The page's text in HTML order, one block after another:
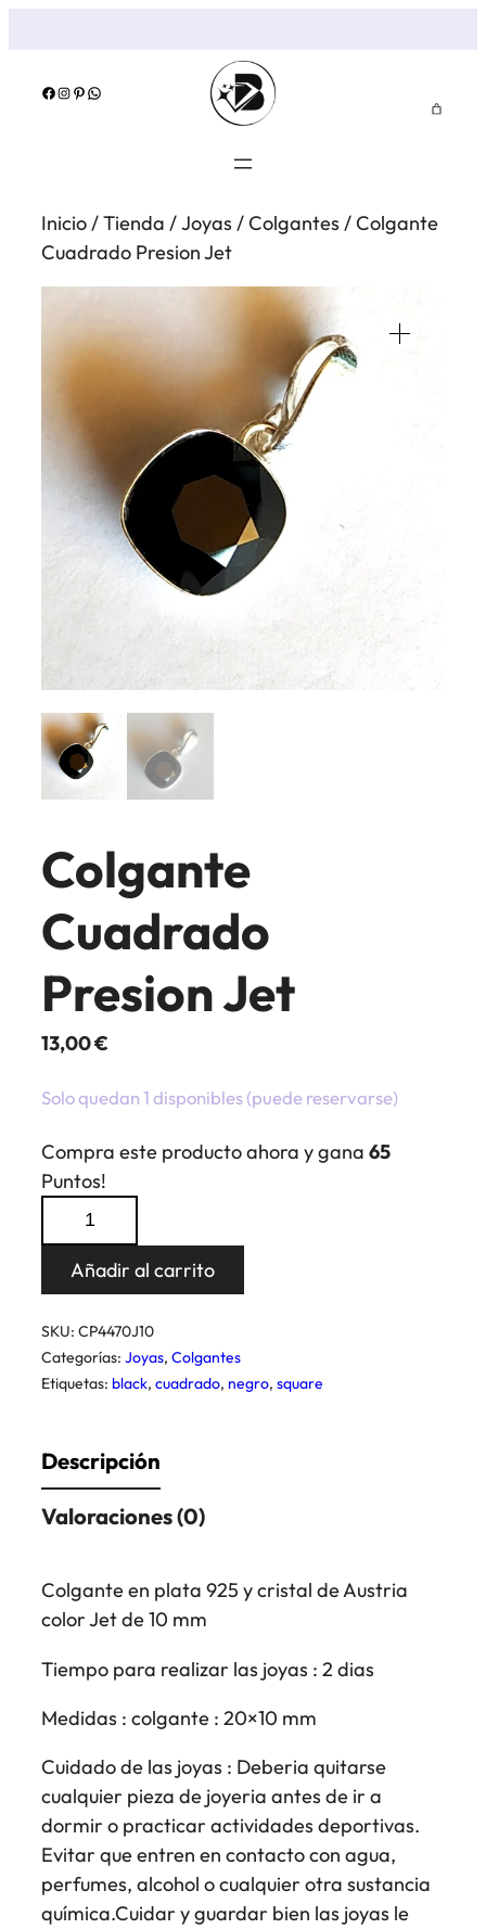
contenido
Facebook Instagram Pinterest WhatsApp
Inicio/Tienda /Joyas /Colgantes / Colgante
Cuadrado Presion Jet
Colgante
Cuadrado
Presion Jet
13,00€
Solo quedan 1 disponibles (puede reservarse)
Compra este producto ahora y gana 65
Puntos!
Colgante
Cuadrado
Presion
Jet
cantidad
Añadir al carrito
SKU: CP4470J10
Categorías: Joyas, Colgantes
Etiquetas: black, cuadrado, negro, square
Descripción
Valoraciones (0)
Colgante en plata 925 y cristal de Austria
color Jet de 10 mm
Tiempo para realizar las joyas : 2 dias
Medidas : colgante : 20×10 mm
Cuidado de las joyas : Deberia quitarse
cualquier pieza de joyeria antes de ir a
dormir o practicar actividades deportivas.
Evitar que entren en contacto con agua,
perfumes, alcohol o cualquier otra sustancia
química.Cuidar y guardar bien las joyas le